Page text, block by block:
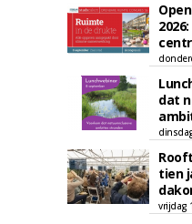
dat
tien
vrijdag